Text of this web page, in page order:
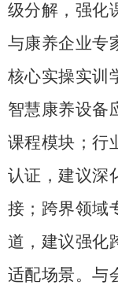
级分解，强化
与康养企业专
核心实操实训
智慧康养设备
课程模块；行
认证，建议深
接；跨界领域
道，建议强化
适配场景。与